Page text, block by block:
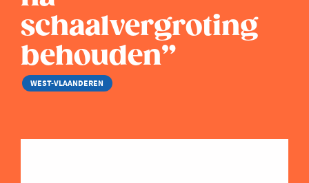
schaalvergroting
behouden”
WEST-VLAANDEREN